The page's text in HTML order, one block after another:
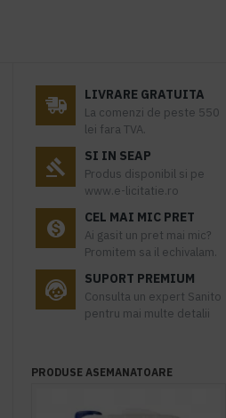
LIVRARE GRATUITA
La comenzi de peste 550
lei fara TVA.
SI IN SEAP
Produs disponibil si pe
www.e-licitatie.ro
CEL MAI MIC PRET
Ai gasit un pret mai mic?
Promitem sa il echivalam.
SUPORT PREMIUM
Consulta un expert Sanito
pentru mai multe detalii
PRODUSE ASEMANATOARE